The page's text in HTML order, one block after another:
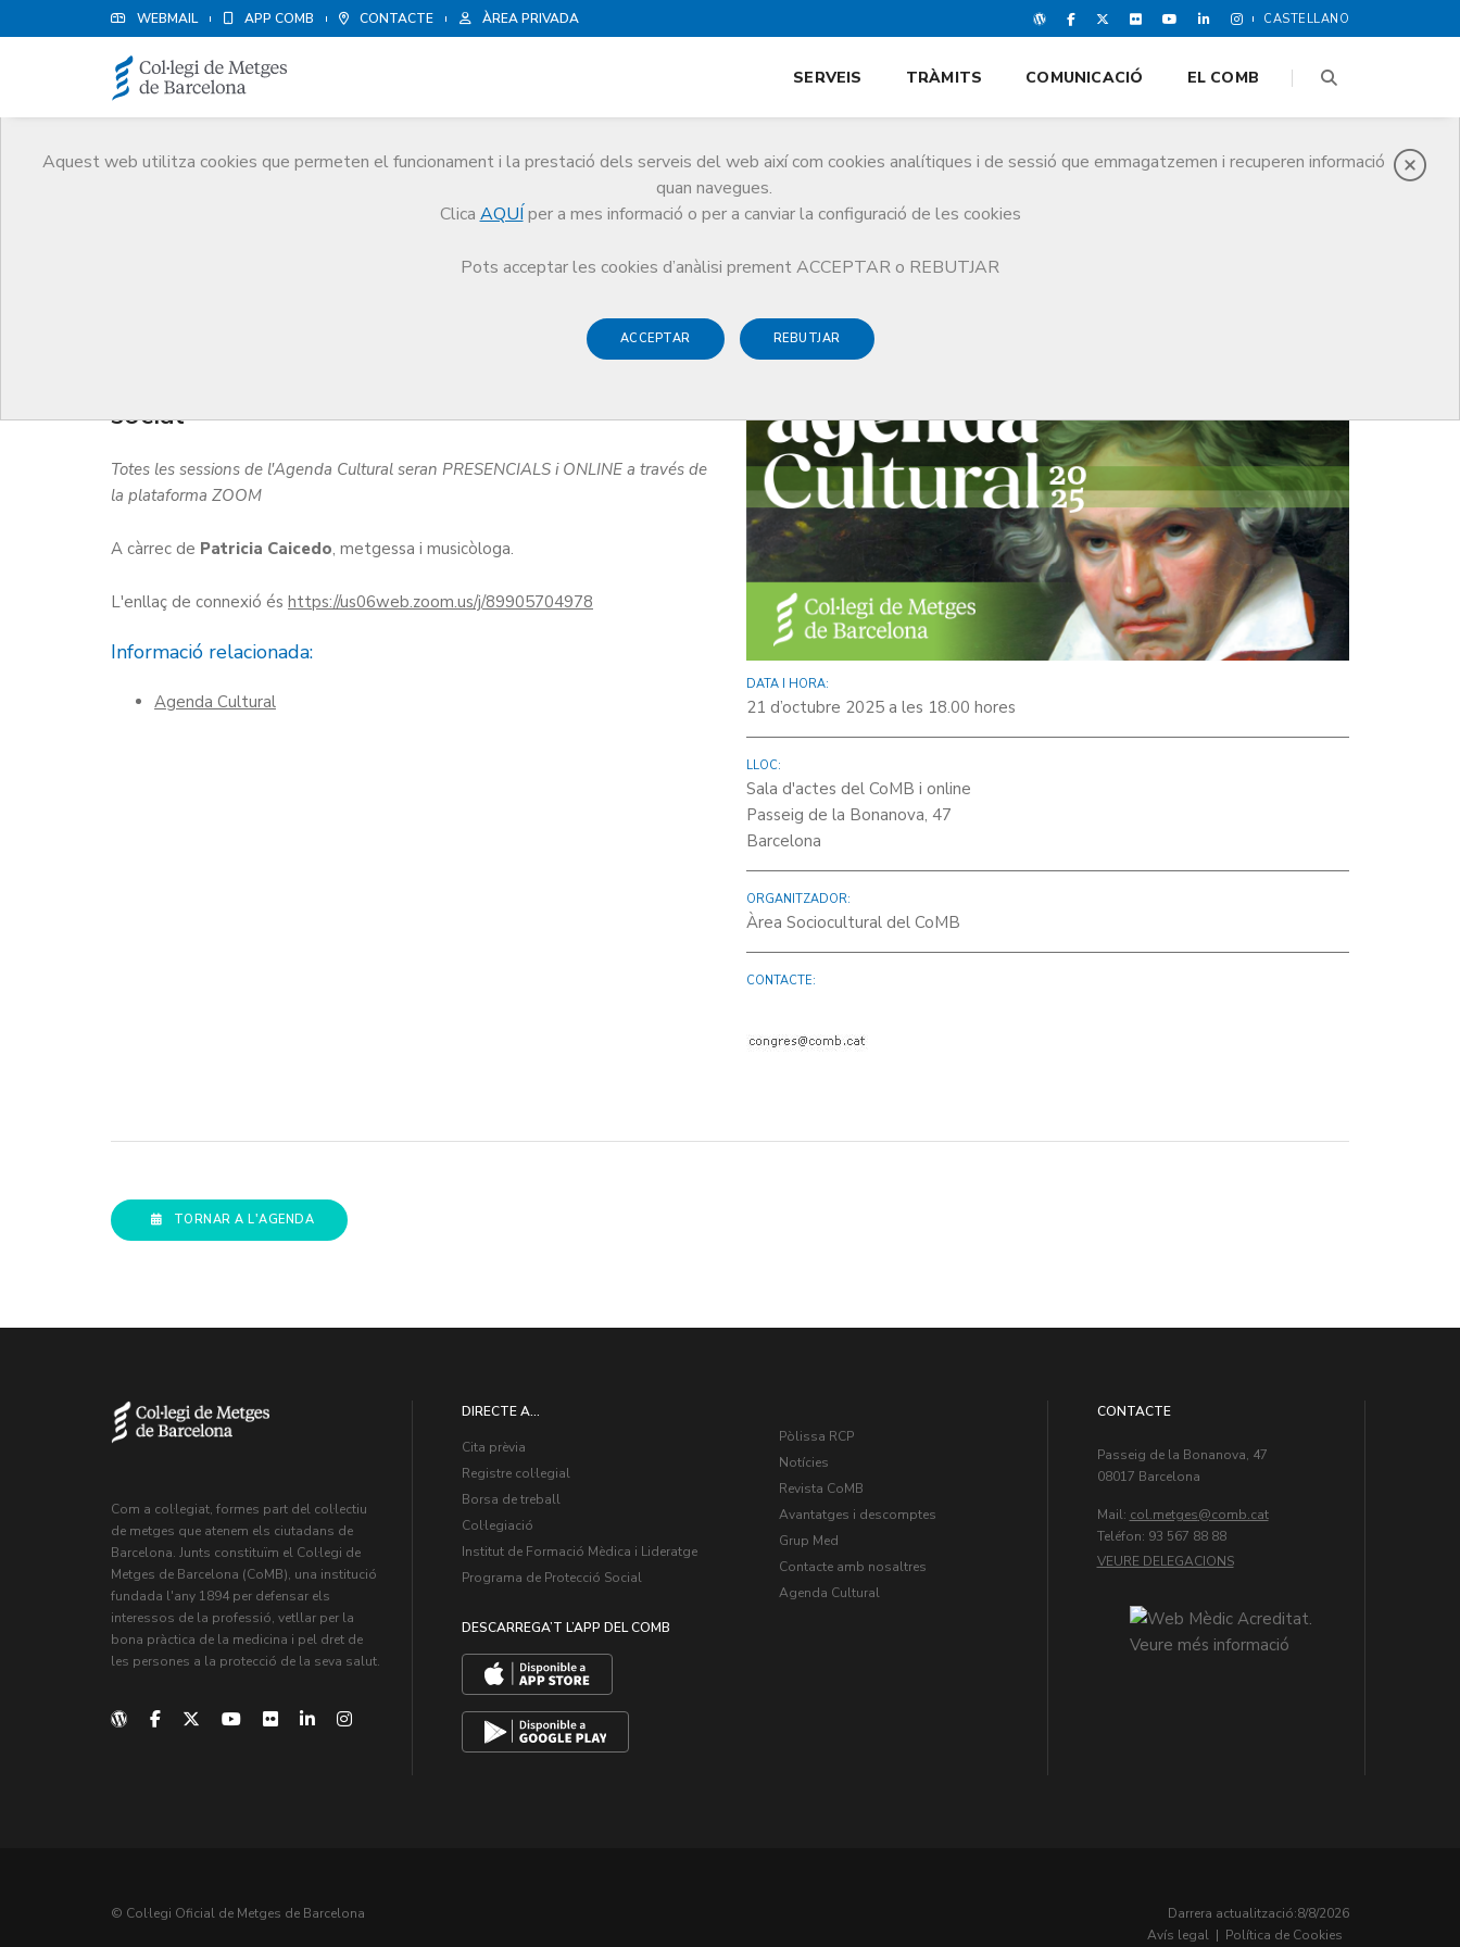
WEBMAIL APP COMB CONTACTE ÀREA PRIVADA CASTELLANO
Aquest web utilitza cookies que permeten el funcionament i la prestació dels serveis del web així com cookies analítiques i de sessió que emmagatzemen i recuperen informació
quan navegues.
Clica AQUÍ per a mes informació o per a canviar la configuració de les cookies
Pots acceptar les cookies d’anàlisi prement ACCEPTAR o REBUTJAR
ACCEPTAR REBUTJAR
SERVEIS TRÀMITS COMUNICACIÓ EL COMB
Impacte de la música en la salut individual i social
social
Totes les sessions de l'Agenda Cultural seran PRESENCIALS i ONLINE a través de
la plataforma ZOOM
A càrrec de Patricia Caicedo, metgessa i musicòloga.
L'enllaç de connexió és https://us06web.zoom.us/j/89905704978
Informació relacionada:
Agenda Cultural
DATA I HORA:
21 d’octubre 2025 a les 18.00 hores
LLOC:
Sala d'actes del CoMB i online
Passeig de la Bonanova, 47
Barcelona
ORGANITZADOR:
Àrea Sociocultural del CoMB
CONTACTE:
TORNAR A L'AGENDA
Com a col·legiat, formes part del col·lectiu
de metges que atenem els ciutadans de
Barcelona. Junts constituïm el Col·legi de
Metges de Barcelona (CoMB), una institució
fundada l'any 1894 per defensar els
interessos de la professió, vetllar per la
bona pràctica de la medicina i pel dret de
les persones a la protecció de la seva salut.
DIRECTE A...
Cita prèvia
Registre col·legial
Borsa de treball
Col·legiació
Institut de Formació Mèdica i Lideratge
Programa de Protecció Social
DESCARREGA’T L’APP DEL COMB
Pòlissa RCP
Notícies
Revista CoMB
Avantatges i descomptes
Grup Med
Contacte amb nosaltres
Agenda Cultural
CONTACTE
Passeig de la Bonanova, 47
08017 Barcelona
Mail: col.metges
Teléfon: 93 567 88 88
VEURE DELEGACIONS
© Col·legi Oficial de Metges de Barcelona Darrera actualització:8/8/2026
Avís legal | Política de Cookies